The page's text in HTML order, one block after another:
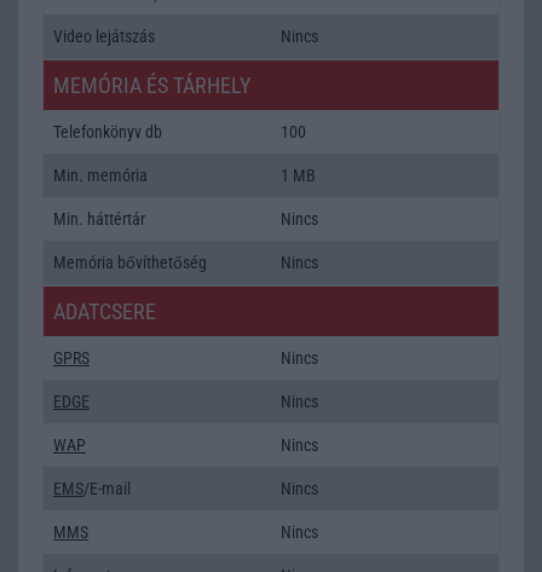
Video lejátszás Nincs
MEMÓRIA ÉS TÁRHELY
Telefonkönyv db 100
Min. memória 1 MB
Min. háttértár Nincs
Memória bővíthetőség Nincs
ADATCSERE
GPRS Nincs
EDGE Nincs
WAP Nincs
EMS/E-mail Nincs
MMS Nincs